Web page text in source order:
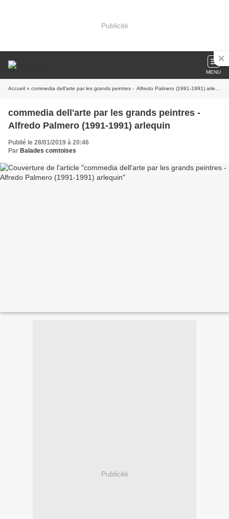
Publicité
MENU
Accueil » commedia dell'arte par les grands peintres - Alfredo Palmero (1991-1991) arlequin
commedia dell'arte par les grands peintres -
Alfredo Palmero (1991-1991) arlequin
Publié le 28/01/2019 à 20:46
Par Balades comtoises
Publicité